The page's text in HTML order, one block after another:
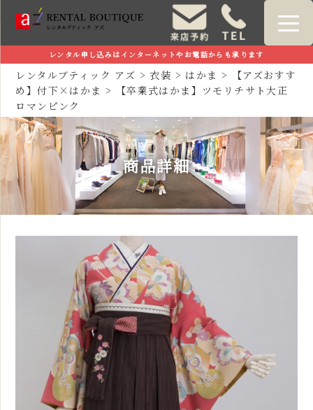
レンタル申し込みはインターネットやお電話からも承ります
レンタルブティック アズ >衣装 > はかま >
【アズおすす
め】付下×はかま >
【卒業式はかま】ツモリチサト大正
ロマンピンク
商品詳細